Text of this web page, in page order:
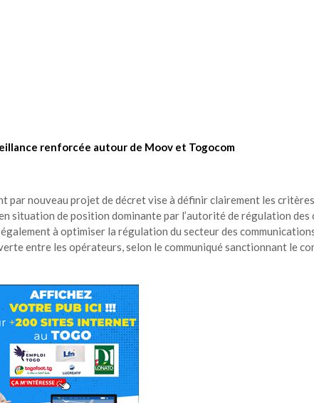
renforcée autour de Moov et Togocom
par nouveau projet de décret vise à définir clairement les
situation de position dominante par l’autorité de régulation
également à optimiser la régulation du secteur des
entre les opérateurs, selon le communiqué sanctionnant le